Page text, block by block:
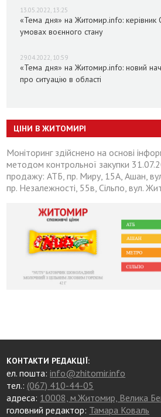
13.05.2022, 13:25
«Тема дня» на Житомир.info: керівник
умовах воєнного стану
29.04.2022, 10:59
«Тема дня» на Житомир.info: новий
про ситуацію в області
ЦІНИ В ЖИТОМИРІ
Моніторинг здійснено на основі
методом контрольної закупки
продажу: АТБ, пр. Миру, 15А, Ашан,
пр. Незалежності, 55в, Сільпо, вул.
КОНТАКТИ РЕДАКЦІЇ:
ел. пошта:info@zhitomir.info
тел.: (067) 410-44-05
адреса: 10008, м.Житомир, Велика
головний редактор: Тамара Коваль